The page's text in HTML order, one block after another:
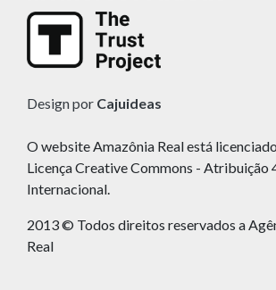
Design por Cajuideas
O website Amazônia Real está
Licença Creative Commons - Atribuição
Internacional.
2013 © Todos direitos reservados a
Real